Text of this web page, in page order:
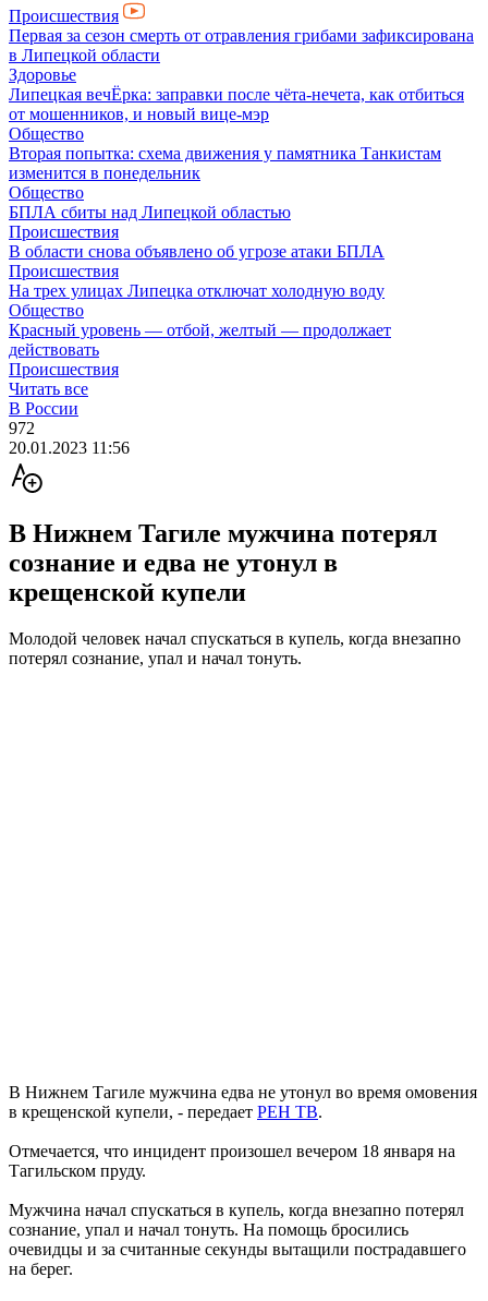
Происшествия
Первая за сезон смерть от отравления грибами зафиксирована
в Липецкой области
Здоровье
Липецкая вечЁрка: заправки после чёта-нечета, как отбиться
от мошенников, и новый вице-мэр
Общество
Вторая попытка: схема движения у памятника Танкистам
изменится в понедельник
Общество
БПЛА сбиты над Липецкой областью
Происшествия
В области снова объявлено об угрозе атаки БПЛА
Происшествия
На трех улицах Липецка отключат холодную воду
Общество
Красный уровень — отбой, желтый — продолжает
действовать
Происшествия
Читать все
В России
972
20.01.2023 11:56
В Нижнем Тагиле мужчина потерял
сознание и едва не утонул в
крещенской купели
Молодой человек начал спускаться в купель, когда внезапно
потерял сознание, упал и начал тонуть.
В Нижнем Тагиле мужчина едва не утонул во время омовения
в крещенской купели, - передает РЕН ТВ.
Отмечается, что инцидент произошел вечером 18 января на
Тагильском пруду.
Мужчина начал спускаться в купель, когда внезапно потерял
сознание, упал и начал тонуть. На помощь бросились
очевидцы и за считанные секунды вытащили пострадавшего
на берег.